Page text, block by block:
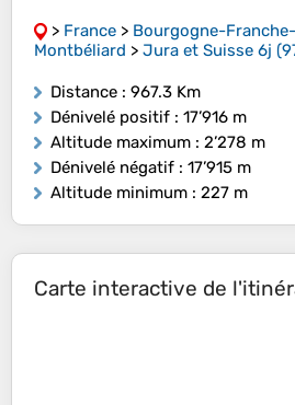
> France > Bourgogne-
Montbéliard > Jura et Suisse 6j
Distance : 967.3 Km
Dénivelé positif : 17’916 m
Altitude maximum : 2’278 m
Dénivelé négatif : 17’915 m
Altitude minimum : 227 m
Carte interactive de